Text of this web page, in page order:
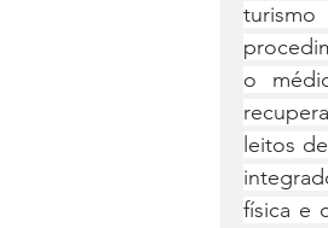
o
leitos
física e